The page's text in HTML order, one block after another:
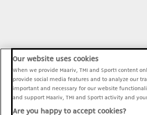
Our website uses cookies
When we provide Maariv, TMI and Sport1 content
provide social media features and to analyze our
important and necessary for our website
and support Maariv, TMI and Sport1 activity and
Are you happy to accept cookies?